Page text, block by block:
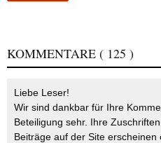
KOMMENTARE ( 125 )
Liebe Leser!
Wir sind dankbar für Ihre
Beteiligung sehr. Ihre
Beiträge auf der Site erscheinen